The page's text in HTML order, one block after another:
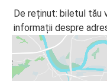
De reținut: biletul tău
informații despre